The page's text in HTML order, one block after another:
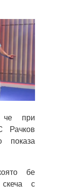
че при
Рачков
показа
бе
с